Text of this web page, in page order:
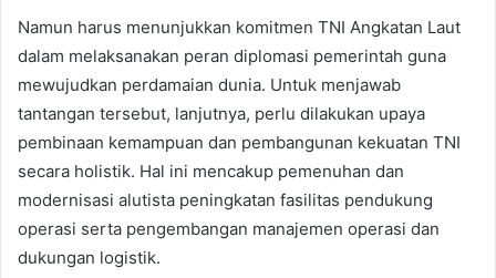
Namun harus menunjukkan komitmen TNI Angkatan Laut
dalam melaksanakan peran diplomasi pemerintah guna
mewujudkan perdamaian dunia. Untuk menjawab
tantangan tersebut, lanjutnya, perlu dilakukan upaya
pembinaan kemampuan dan pembangunan kekuatan TNI
secara holistik. Hal ini mencakup pemenuhan dan
modernisasi alutista peningkatan fasilitas pendukung
operasi serta pengembangan manajemen operasi dan
dukungan logistik.